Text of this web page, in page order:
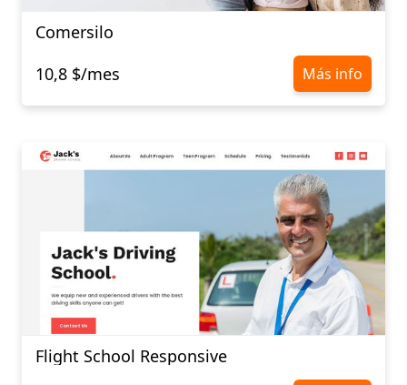
Comersilo
10,8 $/mes
Más info
Flight School Responsive